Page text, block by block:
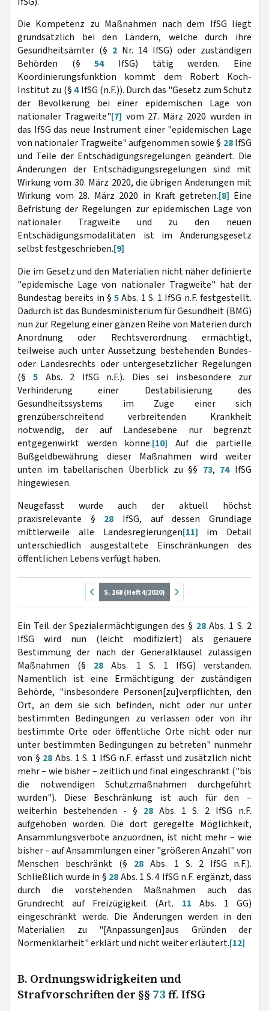
Die Kompetenz zu Maßnahmen nach dem IfSG liegt
grundsätzlich bei den Ländern, welche durch ihre
Gesundheitsämter (§ 2 Nr. 14 IfSG) oder zuständigen
Behörden (§54IfSG) tätig werden. Eine
Koordinierungsfunktion kommt dem Robert Koch-
Institut zu (§4IfSG (n.F.)). Durch das "Gesetz zum Schutz
der Bevölkerung bei einer epidemischen Lage von
nationaler Tragweite"[7] vom 27. März 2020 wurden in
das IfSG das neue Instrument einer "epidemischen Lage
von nationaler Tragweite" aufgenommen sowie § 28IfSG
und Teile der Entschädigungsregelungen geändert. Die
Änderungen der Entschädigungsregelungen sind mit
Wirkung vom 30. März 2020, die übrigen Änderungen mit
Wirkung vom 28. März 2020 in Kraft getreten.[8] Eine
Befristung der Regelungen zur epidemischen Lage von
nationaler Tragweite und zu den neuen
Entschädigungsmodalitäten ist im Änderungsgesetz
selbst festgeschrieben.[9]
Die im Gesetz und den Materialien nicht näher definierte
"epidemische Lage von nationaler Tragweite" hat der
Bundestag bereits in §5Abs. 1 S. 1 IfSG n.F. festgestellt.
Dadurch ist das Bundesministerium für Gesundheit (BMG)
nun zur Regelung einer ganzen Reihe von Materien durch
Anordnung oder Rechtsverordnung ermächtigt,
teilweise auch unter Aussetzung bestehenden Bundes-
oder Landesrechts oder untergesetzlicher Regelungen
(§5 Abs. 2 IfSG n.F.). Dies sei insbesondere zur
Verhinderung einer Destabilisierung des
Gesundheitssystems im Zuge einer sich
grenzüberschreitend verbreitenden Krankheit
notwendig, der auf Landesebene nur begrenzt
entgegenwirkt werden könne.[10] Auf die partielle
Bußgeldbewährung dieser Maßnahmen wird weiter
unten im tabellarischen Überblick zu §§ 73, 74IfSG
hingewiesen.
Neugefasst wurde auch der aktuell höchst
praxisrelevante § 28 IfSG, auf dessen Grundlage
mittlerweile alle Landesregierungen[11] im Detail
unterschiedlich ausgestaltete Einschränkungen des
öffentlichen Lebens verfügt haben.
S. 168 (Heft 4/2020)
Ein Teil der Spezialermächtigungen des § 28Abs. 1 S. 2
IfSG wird nun (leicht modifiziert) als genauere
Bestimmung der nach der Generalklausel zulässigen
Maßnahmen (§ 28 Abs. 1 S. 1 IfSG) verstanden.
Namentlich ist eine Ermächtigung der zuständigen
Behörde, "insbesondere Personen[zu]verpflichten, den
Ort, an dem sie sich befinden, nicht oder nur unter
bestimmten Bedingungen zu verlassen oder von ihr
bestimmte Orte oder öffentliche Orte nicht oder nur
unter bestimmten Bedingungen zu betreten" nunmehr
von § 28 Abs. 1 S. 1 IfSG n.F. erfasst und zusätzlich nicht
mehr – wie bisher – zeitlich und final eingeschränkt ("bis
die notwendigen Schutzmaßnahmen durchgeführt
wurden"). Diese Beschränkung ist auch für den –
weiterhin bestehenden - § 28Abs. 1 S. 2 IfSG n.F.
aufgehoben worden. Die dort geregelte Möglichkeit,
Ansammlungsverbote anzuordnen, ist nicht mehr – wie
bisher – auf Ansammlungen einer "größeren Anzahl" von
Menschen beschränkt (§ 28 Abs. 1 S. 2 IfSG n.F.).
Schließlich wurde in § 28Abs. 1 S. 4 IfSG n.F. ergänzt, dass
durch die vorstehenden Maßnahmen auch das
Grundrecht auf Freizügigkeit (Art. 11 Abs. 1 GG)
eingeschränkt werde. Die Änderungen werden in den
Materialien zu "[Anpassungen]aus Gründen der
Normenklarheit" erklärt und nicht weiter erläutert.[12]
B. Ordnungswidrigkeiten und
Strafvorschriften der §§ 73ff. IfSG